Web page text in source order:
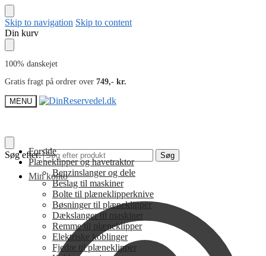
Skip to navigation Skip to content
Din kurv
100% danskejet
Gratis fragt på ordrer over 749,- kr.
MENU
Søg efter: Søg
Min konto
Forside
Plæneklipper og havetraktor
Benzinslanger og dele
Beslag til maskiner
Bolte til plæneklipperknive
Bøsninger til plæneklipper
Dækslanger til maskiner
Remme til plæneklipper
Elektriske koblinger
Fjedre til plæneklipper